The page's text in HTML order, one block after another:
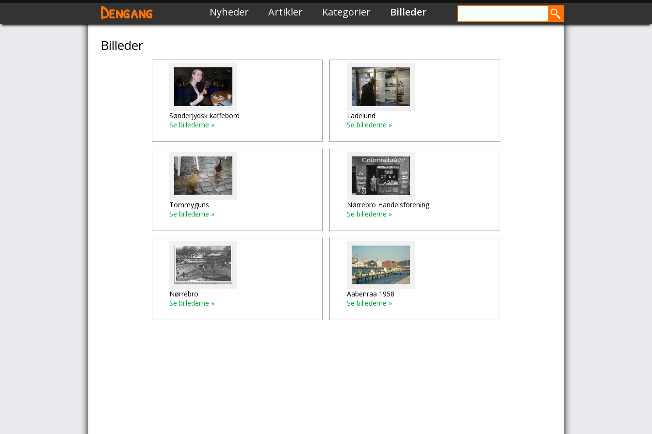
Dengang Nyheder Artikler Kategorier Billeder
Billeder
Sønderjydsk kaffebord
Se billederne »
Ladelund
Se billederne »
Tommyguns
Se billederne »
Nørrebro Handelsforening
Se billederne »
Nørrebro
Se billederne »
Aabenraa 1958
Se billederne »